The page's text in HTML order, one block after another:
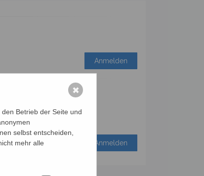
Anmelden
Anmelden
Betrieb der Seite und
selbst entscheiden,
mehr alle
✖